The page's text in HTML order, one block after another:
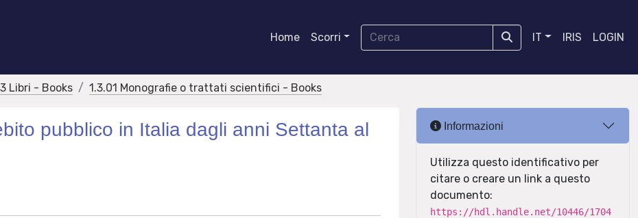
Home Scorri IT IRIS LOGIN
Libri - Books 1.3.01 Monografie o trattati scientifici - Books
pubblico in Italia dagli anni Settanta al
Informazioni
Utilizza questo identificativo per
citare o creare un link a questo
documento:
https://hdl.handle.net/10446/1704